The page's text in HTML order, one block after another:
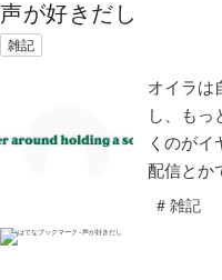
声が好きだし
雑記
オイラは
し、もっ
くのが
配信とか
# 雑記